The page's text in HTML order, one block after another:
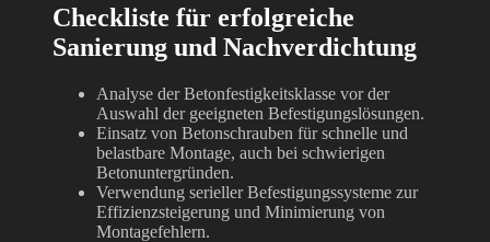
Checkliste für erfolgreiche
Sanierung und Nachverdichtung
Analyse der Betonfestigkeitsklasse vor der
Auswahl der geeigneten Befestigungslösungen.
Einsatz von Betonschrauben für schnelle und
belastbare Montage, auch bei schwierigen
Betonuntergründen.
Verwendung serieller Befestigungssysteme zur
Effizienzsteigerung und Minimierung von
Montagefehlern.